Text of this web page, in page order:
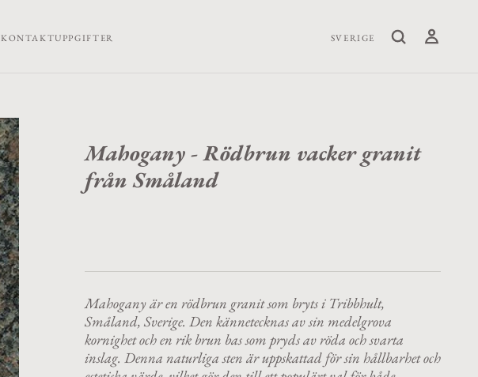
KONTAKTUPPGIFTER SVERIGE
Mahogany - Rödbrun vacker granit
från Småland
Mahogany är en rödbrun granit som bryts i Tribbhult,
Småland, Sverige. Den kännetecknas av sin medelgrova
kornighet och en rik brun bas som pryds av röda och svarta
inslag. Denna naturliga sten är uppskattad för sin hållbarhet och